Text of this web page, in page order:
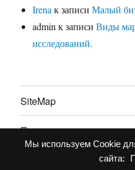
Мы используем Cookie
сайта:
Irena к записиМалый
admin к записиВиды
исследований.
SiteMap
Партнерство
Политика